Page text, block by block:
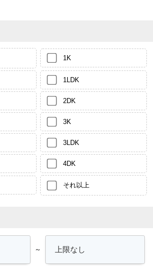
1K
1LDK
2DK
3K
3LDK
4DK
それ以上
～